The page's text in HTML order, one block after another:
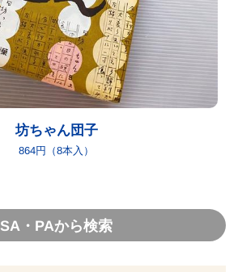
坊ちゃん団子
864円（8本入）
SA・PAから検索